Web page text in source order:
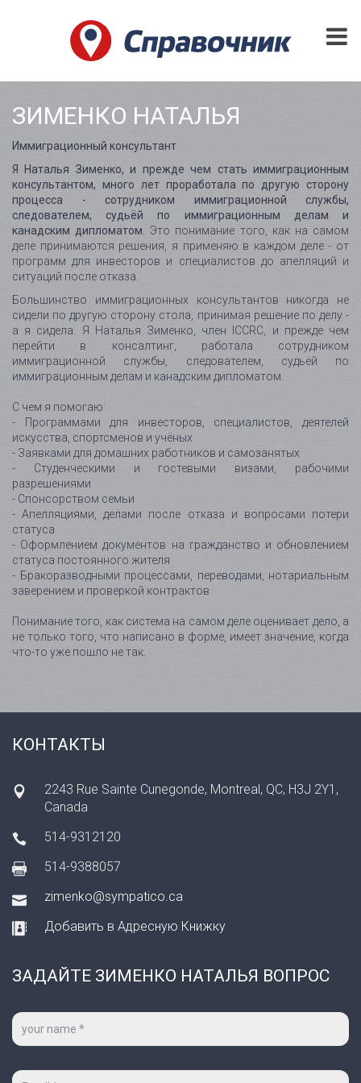
ЗИМЕНКО НАТАЛЬЯ
Иммиграционный консультант
Я Наталья Зименко, и прежде чем стать иммиграционным
консультантом, много лет проработала по другую сторону
процесса - сотрудником иммиграционной службы,
следователем, судьёй по иммиграционным делам и
канадским дипломатом.
Это понимание того, как на самом
деле принимаются решения, я применяю в каждом деле - от
программ для инвесторов и специалистов до апелляций и
ситуаций после отказа.
Большинство иммиграционных консультантов никогда не
сидели по другую сторону стола, принимая решение по делу -
а я сидела. Я Наталья Зименко, член ICCRC, и прежде чем
перейти в консалтинг, работала сотрудником
иммиграционной службы, следователем, судьёй по
иммиграционным делам и канадским дипломатом.
С чем я помогаю:
- Программами для инвесторов, специалистов, деятелей
искусства, спортсменов и учёных
- Заявками для домашних работников и самозанятых
- Студенческими и гостевыми визами, рабочими
разрешениями
- Спонсорством семьи
- Апелляциями, делами после отказа и вопросами потери
статуса
- Оформлением документов на гражданство и обновлением
статуса постоянного жителя
- Бракоразводными процессами, переводами, нотариальным
заверением и проверкой контрактов
Понимание того, как система на самом деле оценивает дело, а
не только того, что написано в форме, имеет значение, когда
что-то уже пошло не так.
КОНТАКТЫ
2243 Rue Sainte Cunegonde, Montreal, QC, H3J 2Y1,
Canada
514-9312120
514-9388057
zimenko@sympatico.ca
Добавить в Адресную Книжку
ЗАДАЙТЕ ЗИМЕНКО НАТАЛЬЯ ВОПРОС
Ваше
имя
Ваш